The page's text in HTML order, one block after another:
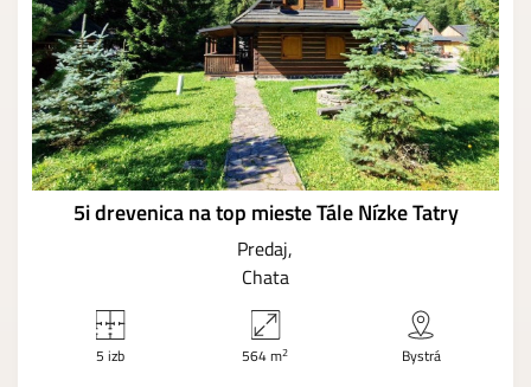
5i drevenica na top mieste Tále Nízke Tatry
Predaj
Chata
5 izb 564 m2 Bystrá